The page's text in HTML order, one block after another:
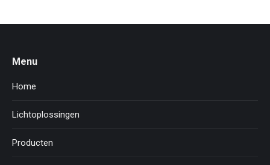
Menu
Home
Lichtoplossingen
Producten